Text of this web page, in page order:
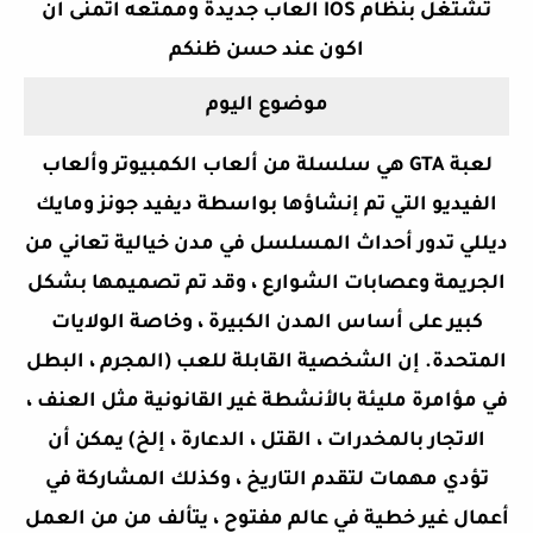
تشتغل بنظام IOS العاب جديدة وممتعه اتمنى ان
اكون عند حسن ظنكم
موضوع اليوم
لعبة GTA هي سلسلة من ألعاب الكمبيوتر وألعاب
الفيديو التي تم إنشاؤها بواسطة ديفيد جونز ومايك
ديللي تدور أحداث المسلسل في مدن خيالية تعاني من
الجريمة وعصابات الشوارع ، وقد تم تصميمها بشكل
كبير على أساس المدن الكبيرة ، وخاصة الولايات
المتحدة. إن الشخصية القابلة للعب (المجرم ، البطل
في مؤامرة مليئة بالأنشطة غير القانونية مثل العنف ،
الاتجار بالمخدرات ، القتل ، الدعارة ، إلخ) يمكن أن
تؤدي مهمات لتقدم التاريخ ، وكذلك المشاركة في
أعمال غير خطية في عالم مفتوح ، يتألف من من العمل